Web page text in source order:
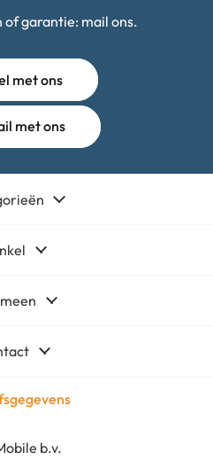
garantie: mail ons.
met ons
met ons
b.v.